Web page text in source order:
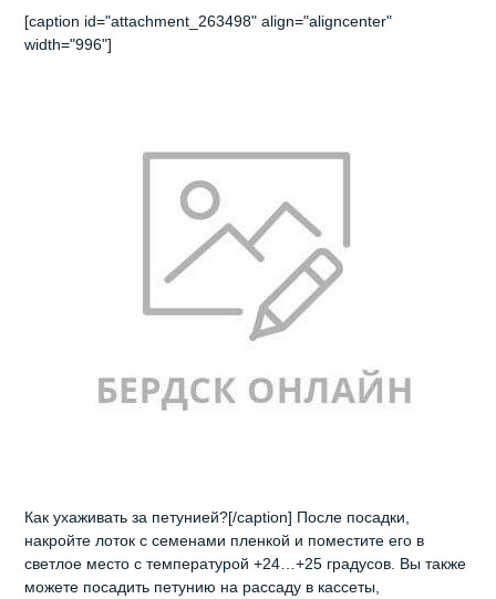
[caption id="attachment_263498" align="aligncenter"
width="996"]
Как ухаживать за петунией?[/caption] После посадки,
накройте лоток с семенами пленкой и поместите его в
светлое место с температурой +24…+25 градусов. Вы также
можете посадить петунию на рассаду в кассеты,